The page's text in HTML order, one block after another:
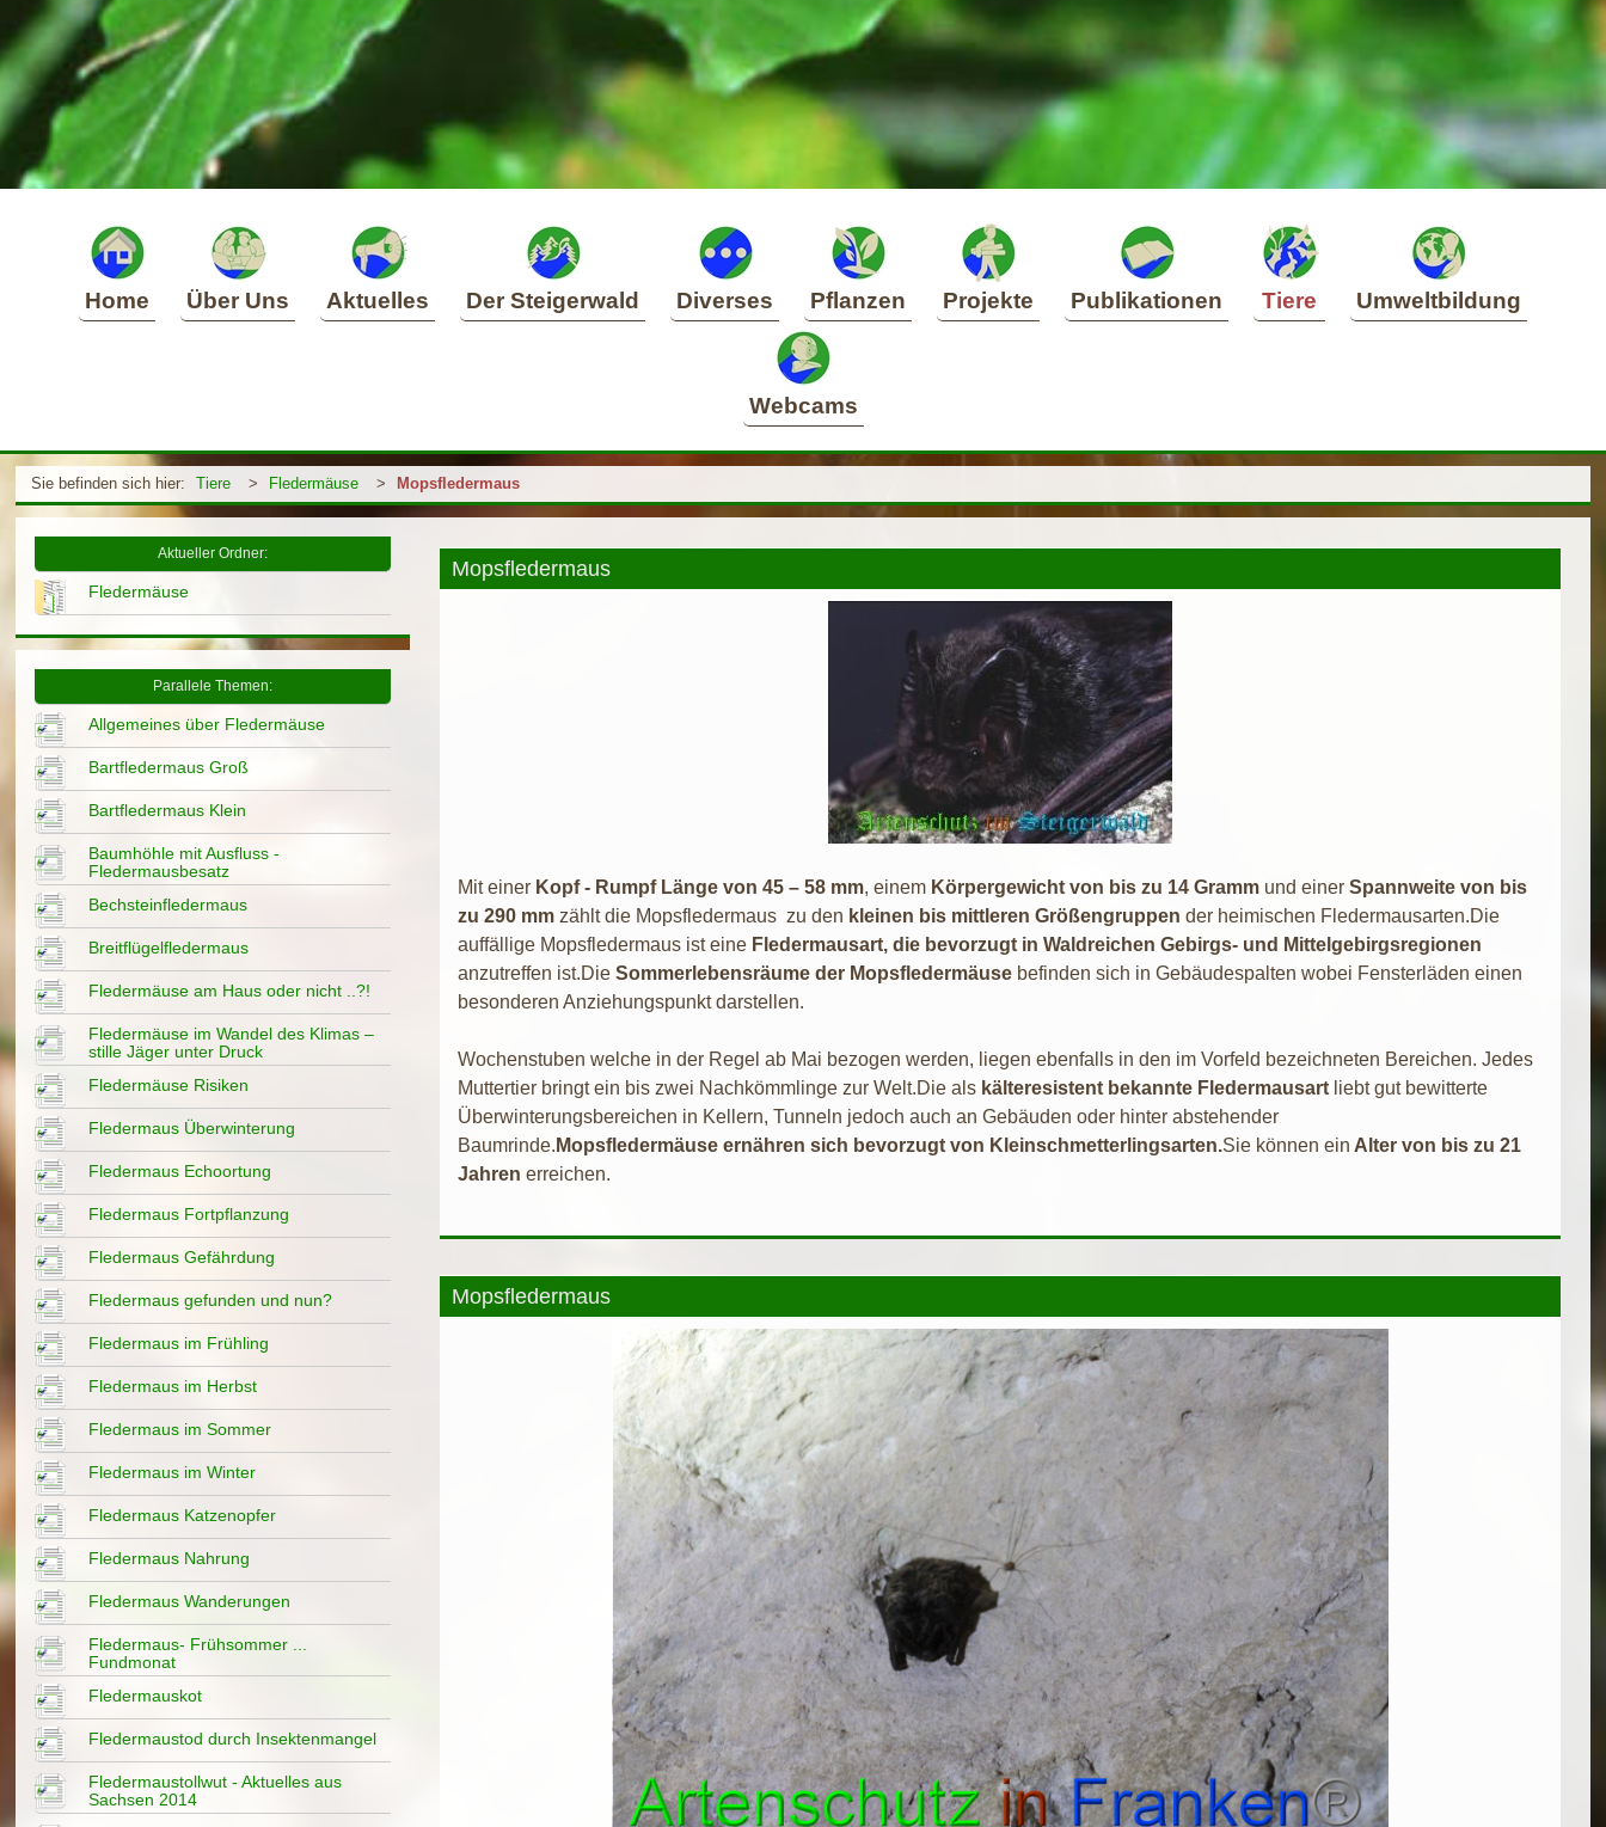
Home Über Uns Aktuelles Der Steigerwald Diverses Pflanzen Projekte Publikationen Tiere Umweltbildung
Webcams
Sie befinden sich hier: Tiere > Fledermäuse > Mopsfledermaus
Mopsfledermaus
Mit einer Kopf - Rumpf Länge von 45 – 58 mm, einem Körpergewicht von bis zu 14 Grammund einer Spannweite von bis
zu 290 mm zählt die Mopsfledermaus zu den kleinen bis mittleren Größengruppen der heimischen Fledermausarten.Die
auffällige Mopsfledermaus ist eine Fledermausart, die bevorzugt in Waldreichen Gebirgs- und Mittelgebirgsregionen
anzutreffen ist.Die Sommerlebensräume der Mopsfledermäuse befinden sich in Gebäudespalten wobei Fensterläden einen
besonderen Anziehungspunkt darstellen.
Wochenstuben welche in der Regel ab Mai bezogen werden, liegen ebenfalls in den im Vorfeld bezeichneten Bereichen. Jedes
Muttertier bringt ein bis zwei Nachkömmlinge zur Welt.Die als kälteresistent bekannte Fledermausartliebt gut bewitterte
Überwinterungsbereichen in Kellern, Tunneln jedoch auch an Gebäuden oder hinter abstehender
Baumrinde. Mopsfledermäuse ernähren sich bevorzugt von Kleinschmetterlingsarten.Sie können ein Alter von bis zu 21
Jahren erreichen.
Mopsfledermaus
Aktueller Ordner:
Fledermäuse
Parallele Themen:
Allgemeines über Fledermäuse
Bartfledermaus Groß
Bartfledermaus Klein
Baumhöhle mit Ausfluss -
Fledermausbesatz
Bechsteinfledermaus
Breitflügelfledermaus
Fledermäuse am Haus oder nicht ..?!
Fledermäuse im Wandel des Klimas –
stille Jäger unter Druck
Fledermäuse Risiken
Fledermaus Überwinterung
Fledermaus Echoortung
Fledermaus Fortpflanzung
Fledermaus Gefährdung
Fledermaus gefunden und nun?
Fledermaus im Frühling
Fledermaus im Herbst
Fledermaus im Sommer
Fledermaus im Winter
Fledermaus Katzenopfer
Fledermaus Nahrung
Fledermaus Wanderungen
Fledermaus- Frühsommer ...
Fundmonat
Fledermauskot
Fledermaustod durch Insektenmangel
Fledermaustollwut - Aktuelles aus
Sachsen 2014